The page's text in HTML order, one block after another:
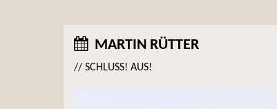
MARTIN RÜTTER
// SCHLUSS! AUS!